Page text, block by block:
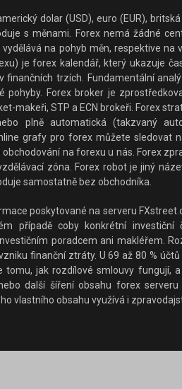
dolar (USD), euro (EUR),
s měnami. Forex nemá žádné
na pohyb měn, respektive
je forex kalendář, který ukazuje
finančních trzích. Fundamentální
pohyby. Forex broker je
makeři, STP a ECN brokeři. Forex
plně automatická (takzvaný
grafy pro forex můžete sledovat
na forexu u nás. Forex
zóna. Forex robot je jiný
samostatně bez obchodníka.
poskytované na serveru
případě coby konkrétní investiční
poradcem ani makléřem.
finanční ztráty. U 69 až 80 %
tomu, jak rozdílové smlouvy fungují,
další šíření obsahu forex
vlastního obsahu využívá i